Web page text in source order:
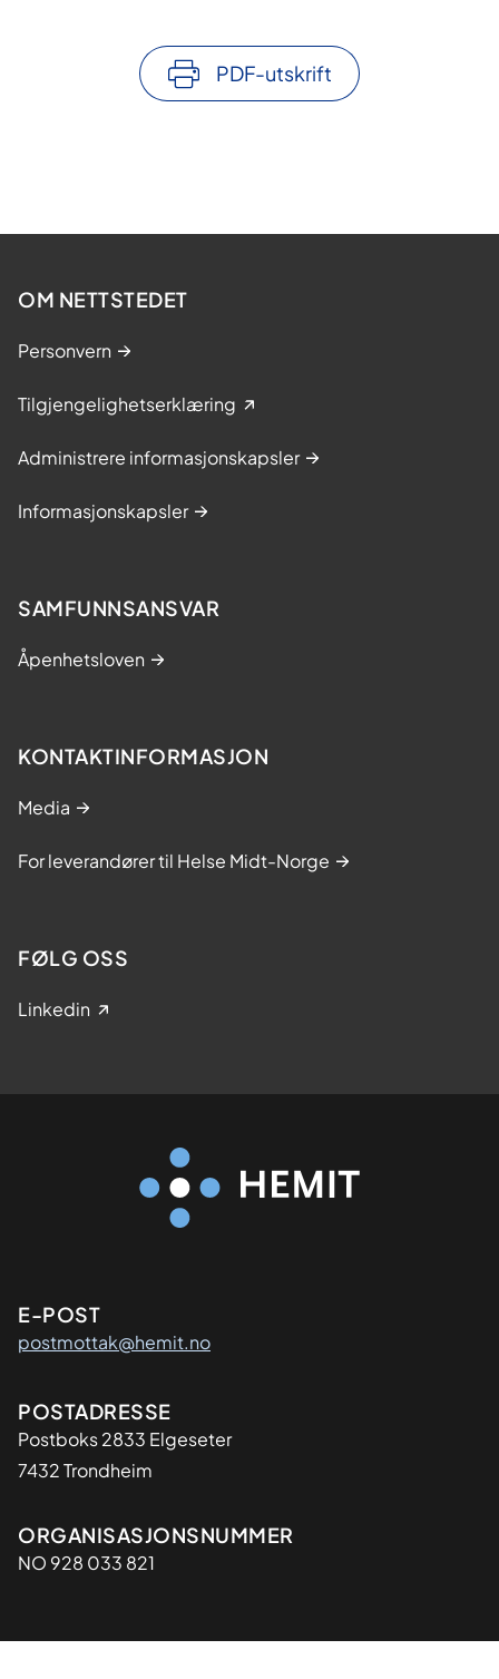
PDF-utskrift
OM NETTSTEDET
Personvern
Tilgjengelighetserklæring
Administrere informasjonskapsler
Informasjonskapsler
SAMFUNNSANSVAR
Åpenhetsloven
KONTAKTINFORMASJON
Media
For leverandører til Helse Midt-Norge
FØLG OSS
Linkedin
Kontaktinformasjon
E-POST
postmottak@hemit.no
Adresse
POSTADRESSE
Postboks 2833 Elgeseter
7432 Trondheim
Organisasjon
ORGANISASJONSNUMMER
NO 928 033 821